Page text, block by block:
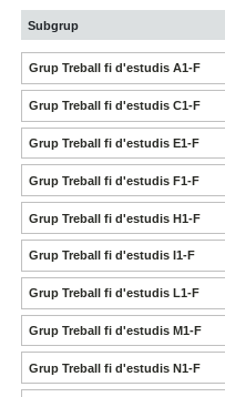
Subgrup
Grup Treball fi d'estudis A1-F
Grup Treball fi d'estudis C1-F
Grup Treball fi d'estudis E1-F
Grup Treball fi d'estudis F1-F
Grup Treball fi d'estudis H1-F
Grup Treball fi d'estudis I1-F
Grup Treball fi d'estudis L1-F
Grup Treball fi d'estudis M1-F
Grup Treball fi d'estudis N1-F